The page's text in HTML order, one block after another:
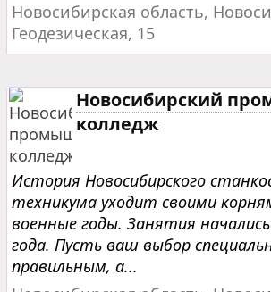
Новосибирская область,
Геодезическая, 15
Новосибирский
колледж
История Новосибирского
техникума уходит своими
военные годы. Занятия
года. Пусть ваш выбор
правильным, а...